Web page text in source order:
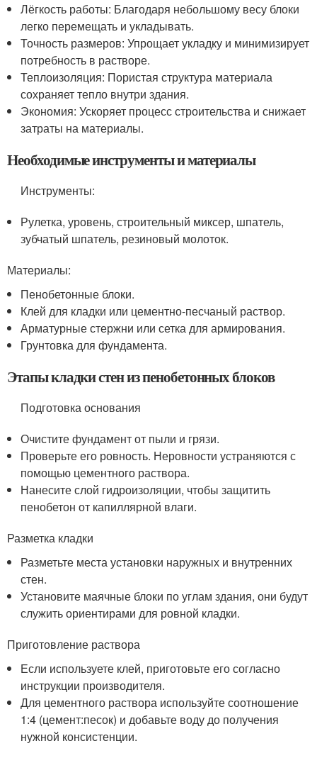
Лёгкость работы: Благодаря небольшому весу блоки
легко перемещать и укладывать.
Точность размеров: Упрощает укладку и минимизирует
потребность в растворе.
Теплоизоляция: Пористая структура материала
сохраняет тепло внутри здания.
Экономия: Ускоряет процесс строительства и снижает
затраты на материалы.
Необходимые инструменты и материалы
Инструменты:
Рулетка, уровень, строительный миксер, шпатель,
зубчатый шпатель, резиновый молоток.
Материалы:
Пенобетонные блоки.
Клей для кладки или цементно-песчаный раствор.
Арматурные стержни или сетка для армирования.
Грунтовка для фундамента.
Этапы кладки стен из пенобетонных блоков
Подготовка основания
Очистите фундамент от пыли и грязи.
Проверьте его ровность. Неровности устраняются с
помощью цементного раствора.
Нанесите слой гидроизоляции, чтобы защитить
пенобетон от капиллярной влаги.
Разметка кладки
Разметьте места установки наружных и внутренних
стен.
Установите маячные блоки по углам здания, они будут
служить ориентирами для ровной кладки.
Приготовление раствора
Если используете клей, приготовьте его согласно
инструкции производителя.
Для цементного раствора используйте соотношение
1:4 (цемент:песок) и добавьте воду до получения
нужной консистенции.